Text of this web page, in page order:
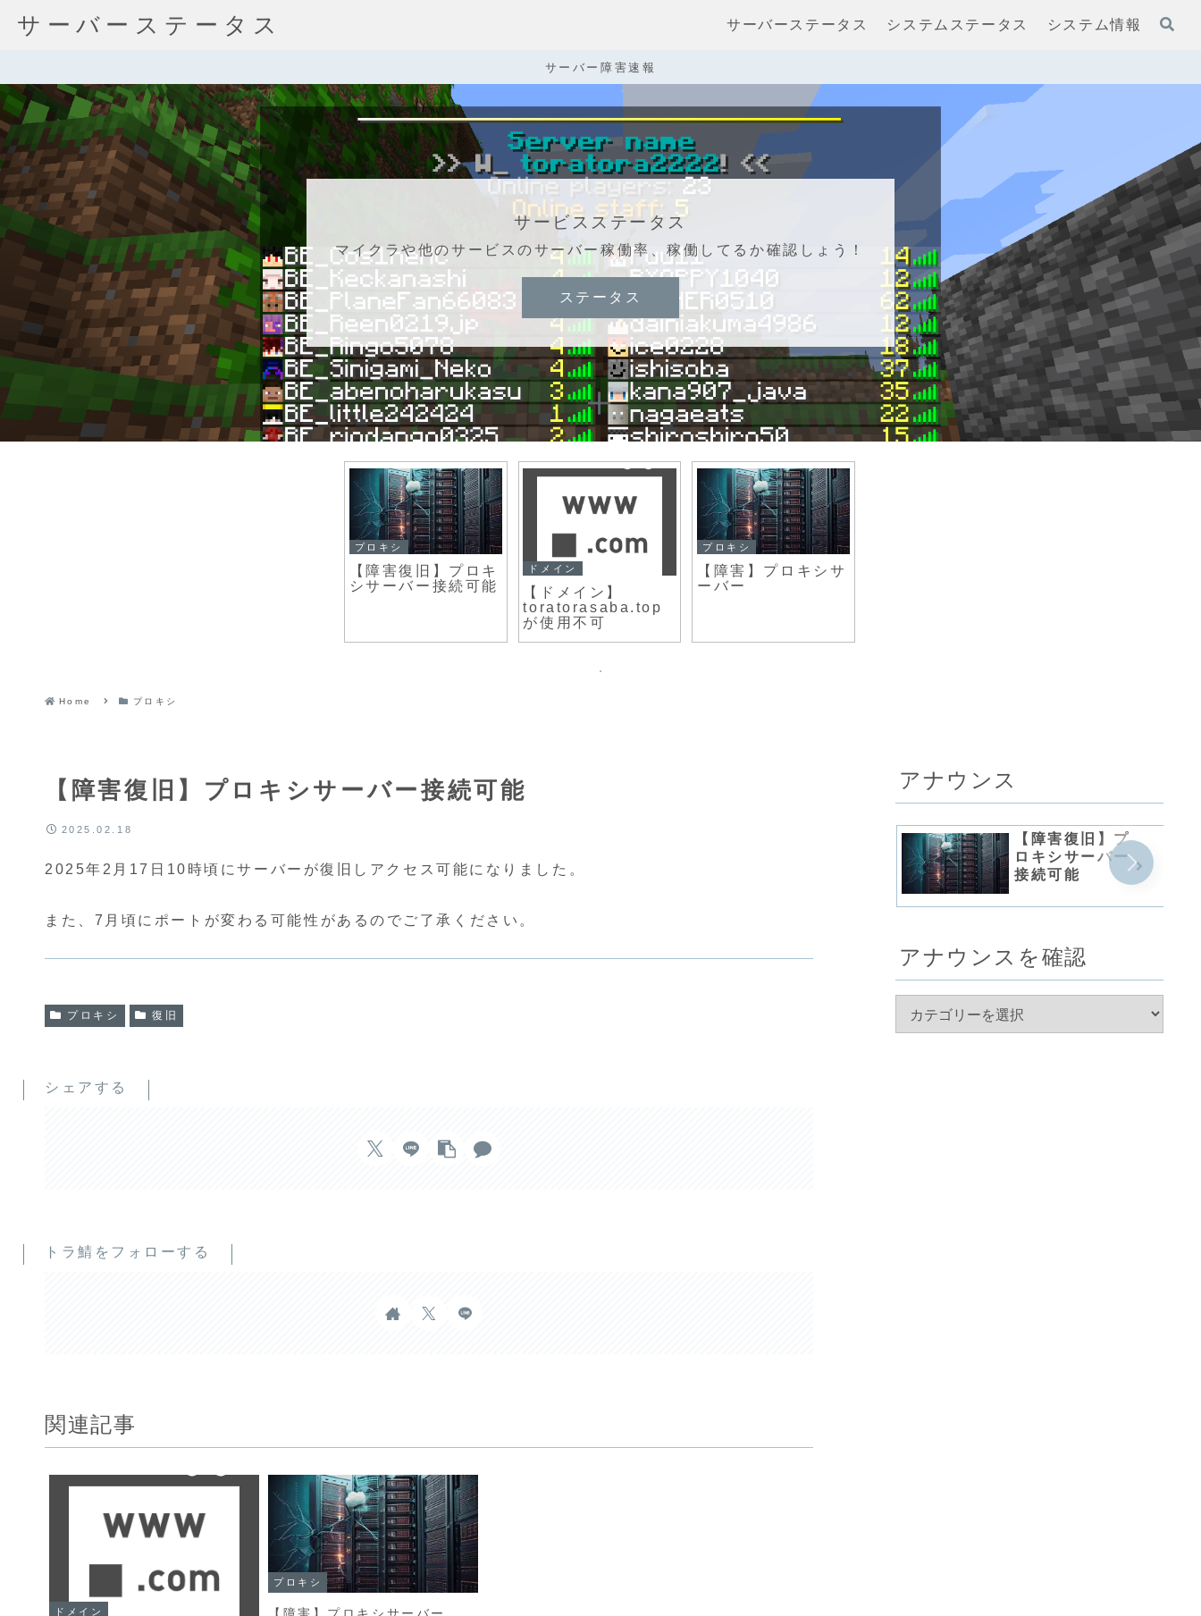
サーバーステータス サーバーステータス システムステータス システム情報
サーバー障害速報
サービスステータス
マイクラや他のサービスのサーバー稼働率、稼働してるか確認しょう！
ステータス
プロキシ
【障害復旧】プロキ
シサーバー接続可能
ドメイン
【ドメイン】
toratorasaba.top
が使用不可
プロキシ
【障害】プロキシサ
ーバー
Home プロキシ
【障害復旧】プロキシサーバー接続可能
2025.02.18
2025年2月17日10時頃にサーバーが復旧しアクセス可能になりました。
また、7月頃にポートが変わる可能性があるのでご了承ください。
プロキシ 復旧
シェアする
トラ鯖をフォローする
関連記事
ドメイン
プロキシ
【障害】プロキシサーバー
アナウンス
【障害復旧】プ
ロキシサーバー
接続可能
アナウンスを確認